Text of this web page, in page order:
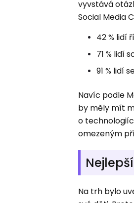
vyvstává
Social Media
42 % lidí
71 % lidí
91 % lidí
Navíc podle
by měly mít
o
omezeným
Na trh bylo